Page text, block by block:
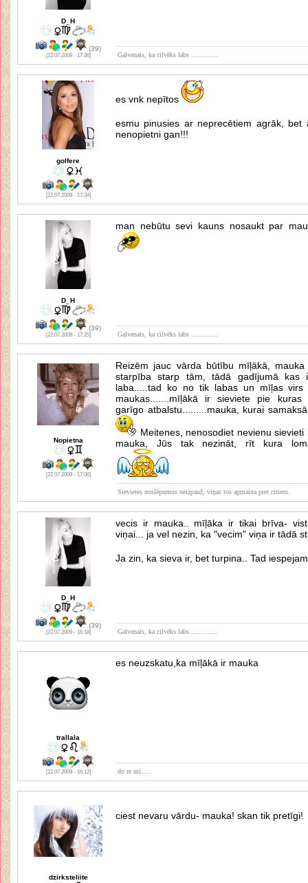
D_H
(39)
[22.07.2009 - 17:36] Galvenais, ka cilvēks labs .............
golfere
[22.07.2009 - 17:34]
es vnk nepītos
esmu pinusies ar neprecētiem agrāk, bet
nenopietni gan!!!
D_H
(39)
[22.07.2009 - 17:25]
man nebūtu sevi kauns nosaukt par
Galvenais, ka cilvēks labs .............
Nopietna
[22.07.2009 - 17:06]
Reizēm jauc vārda būtību mīļākā,
starpība starp tām, tādā gadījumā
laba.....tad ko no tik labas un mīļas
maukas.......mīļākā ir sieviete pie kuras
garīgo atbalstu.........mauka, kurai
Meitenes, nenosodiet nevienu
mauka, Jūs tak nezināt, rīt kura
Sievietes noslēpumus neizpauž, viņas tos apmaina pret citiem.
D_H
(39)
[22.07.2009 - 16:18]
vecis ir mauka.. mīļāka ir tikai brīva-
viņai... ja vel nezin, ka "vecim" viņa ir tādā
Ja zin, ka sieva ir, bet turpina.. Tad
Galvenais, ka cilvēks labs .............
trallala
[22.07.2009 - 16:12]
es neuzskatu,ka mīļākā ir mauka
do re mi.....
dzirksteliite
ciest nevaru vārdu- mauka! skan tik pretīgi!